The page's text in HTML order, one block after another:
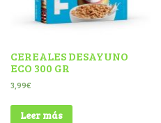
CEREALES DESAYUNO
ECO 300 GR
3,99€
Leer más